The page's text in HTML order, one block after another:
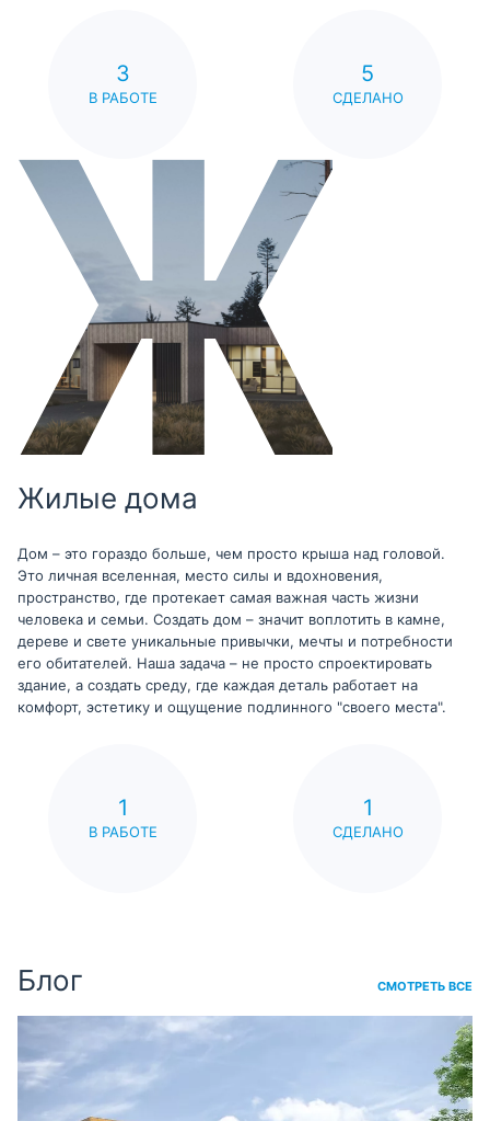
3
В РАБОТЕ
5
СДЕЛАНО
Жилые дома
Дом – это гораздо больше, чем просто крыша над головой.
Это личная вселенная, место силы и вдохновения,
пространство, где протекает самая важная часть жизни
человека и семьи. Создать дом – значит воплотить в камне,
дереве и свете уникальные привычки, мечты и потребности
его обитателей. Наша задача – не просто спроектировать
здание, а создать среду, где каждая деталь работает на
комфорт, эстетику и ощущение подлинного "своего места".
1
В РАБОТЕ
1
СДЕЛАНО
Блог СМОТРЕТЬ ВСЕ